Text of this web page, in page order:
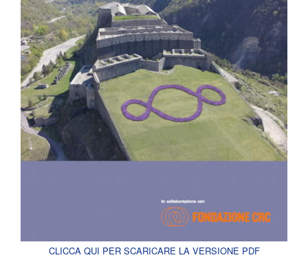
CLICCA QUI PER SCARICARE LA VERSIONE PDF